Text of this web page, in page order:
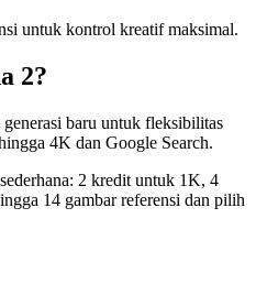
untuk kontrol kreatif maksimal.
2?
baru untuk fleksibilitas
4K dan Google Search.
2 kredit untuk 1K, 4
14 gambar referensi dan pilih